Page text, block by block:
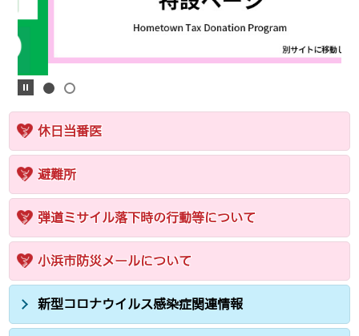
休日当番医
避難所
弾道ミサイル落下時の行動等について
小浜市防災メールについて
新型コロナウイルス感染症関連情報